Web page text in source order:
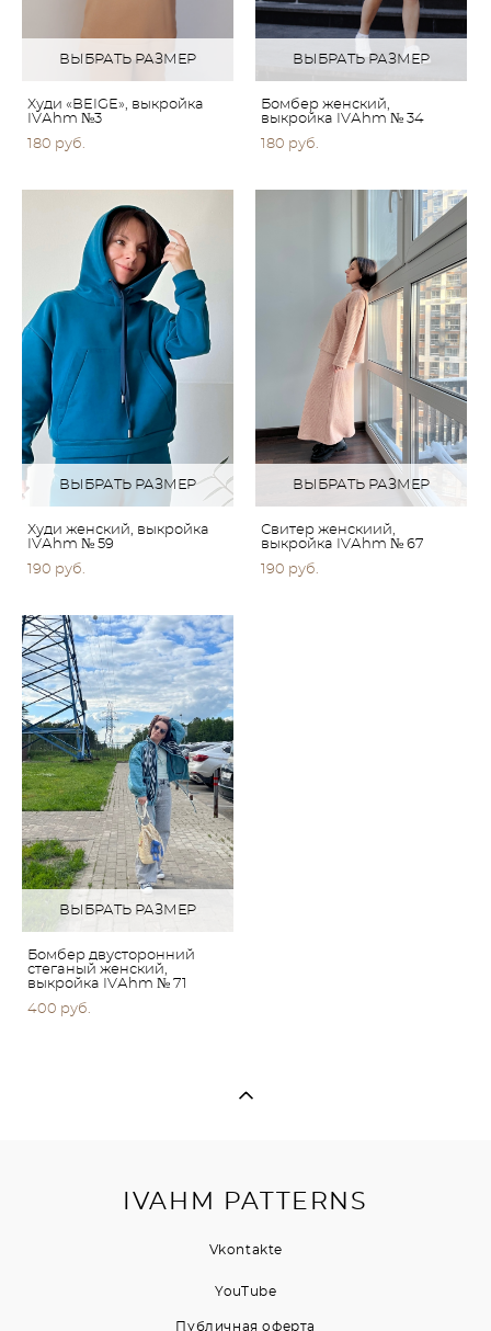
ВЫБРАТЬ РАЗМЕР
Худи «BEIGE», выкройка
IVАhm №3
180 pуб.
ВЫБРАТЬ РАЗМЕР
Бомбер женский,
выкройка IVАhm № 34
180 pуб.
ВЫБРАТЬ РАЗМЕР
Худи женский, выкройка
IVАhm № 59
190 pуб.
ВЫБРАТЬ РАЗМЕР
Свитер женскиий,
выкройка IVАhm № 67
190 pуб.
ВЫБРАТЬ РАЗМЕР
Бомбер двусторонний
стеганый женский,
выкройка IVАhm № 71
400 pуб.
IVAHM PATTERNS
Vkontakte
YouTubе
Публичная оферта